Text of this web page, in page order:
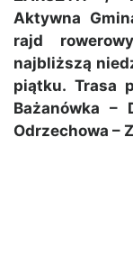
Aktywna
rajd
najbliższą
piątku. Trasa
Bażanówka –
Odrzechowa –